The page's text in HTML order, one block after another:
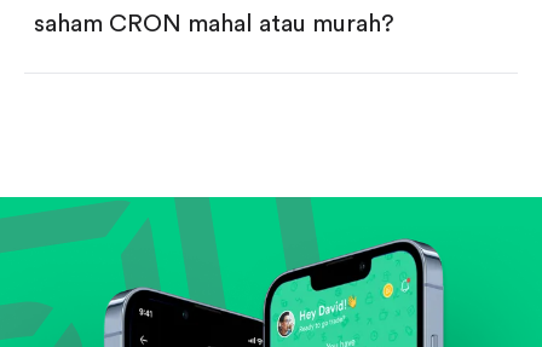
saham CRON mahal atau murah?
Lihat pertumbuhan pendapatan & laba.
Cek margin dan arus kas.
Evaluasi prospek bisnis dan posisi perusahaan di
industrinya.